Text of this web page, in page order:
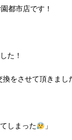
都市店です！
た！
をさせて頂きまし
しまった 」